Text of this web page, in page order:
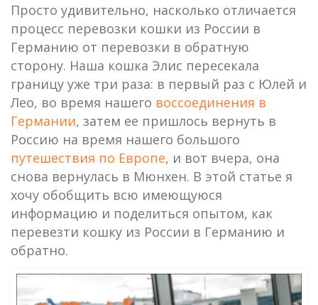
Просто удивительно, насколько отличается
процесс перевозки кошки из России в
Германию от перевозки в обратную
сторону. Наша кошка Элис пересекала
границу уже три раза: в первый раз с Юлей и
Лео, во время нашего воссоединения в
Германии, затем ее пришлось вернуть в
Россию на время нашего большого
путешествия по Европе, и вот вчера, она
снова вернулась в Мюнхен. В этой статье я
хочу обобщить всю имеющуюся
информацию и поделиться опытом, как
перевезти кошку из России в Германию и
обратно.